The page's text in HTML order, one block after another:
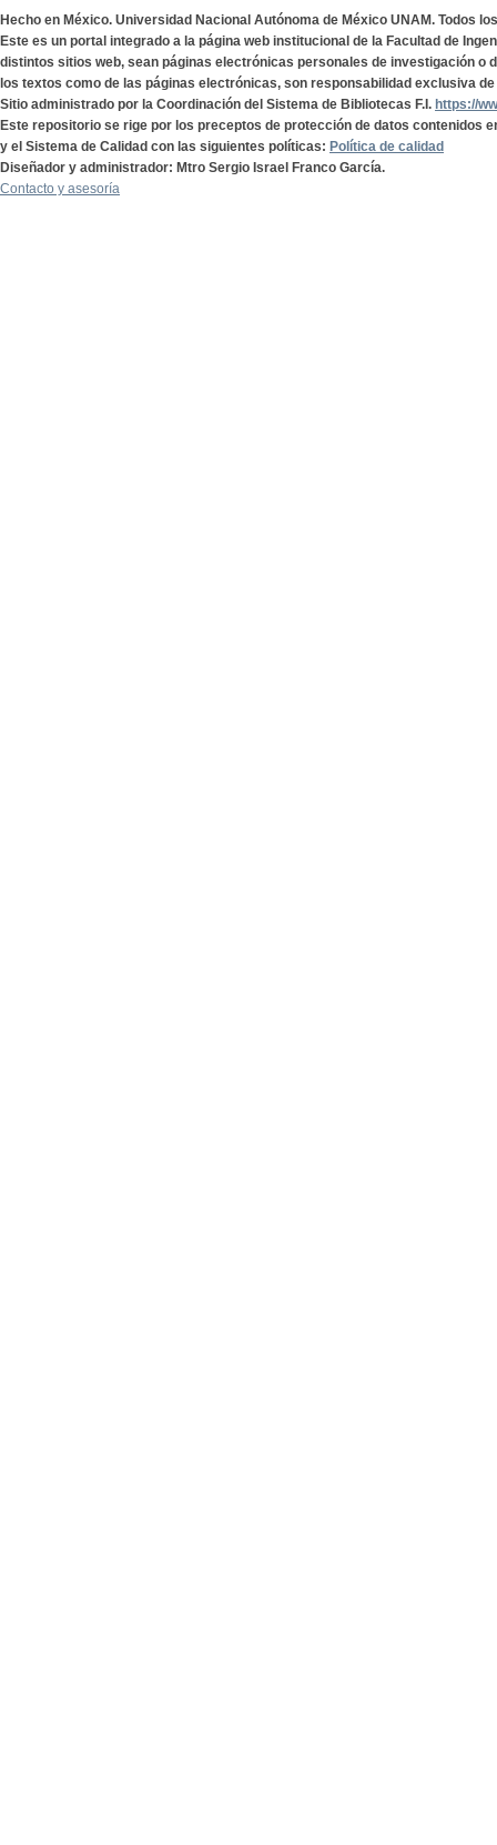
Hecho en México. Universidad Nacional Autónoma de México UNAM. Todos
Este es un portal integrado a la página web institucional de la Facultad de
distintos sitios web, sean páginas electrónicas personales de investigación o
los textos como de las páginas electrónicas, son responsabilidad exclusiva
Sitio administrado por la Coordinación del Sistema de Bibliotecas F.I. https://
Este repositorio se rige por los preceptos de protección de datos contenidos
y el Sistema de Calidad con las siguientes políticas: Política de calidad
Diseñador y administrador: Mtro Sergio Israel Franco García.
Contacto y asesoría